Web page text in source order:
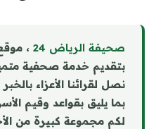
صحيفة الرياض 24
،
بتقديم خدمة صحفية
نصل لقرائنا الأعزاء
بما يليق بقواعد وقيم
لكم مجموعة كبيرة من